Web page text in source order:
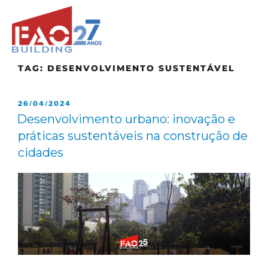
TAG: DESENVOLVIMENTO SUSTENTÁVEL
26/04/2024
Desenvolvimento urbano: inovação e
práticas sustentáveis na construção de
cidades